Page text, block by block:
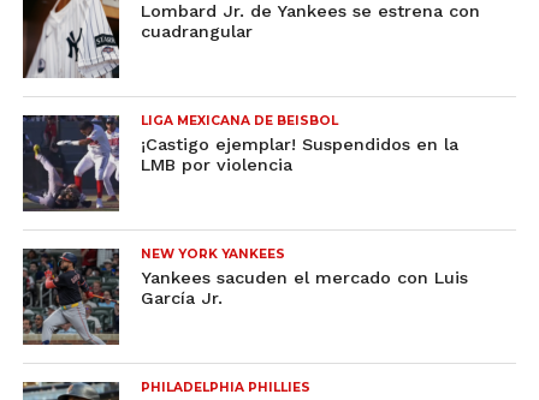
Lombard Jr. de Yankees se estrena con
cuadrangular
LIGA MEXICANA DE BEISBOL
¡Castigo ejemplar! Suspendidos en la
LMB por violencia
NEW YORK YANKEES
Yankees sacuden el mercado con Luis
García Jr.
PHILADELPHIA PHILLIES